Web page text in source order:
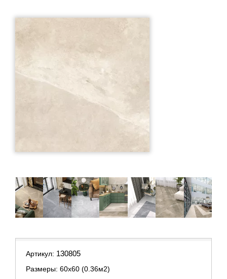
Артикул: 130805
Размеры: 60х60 (0.36м2)